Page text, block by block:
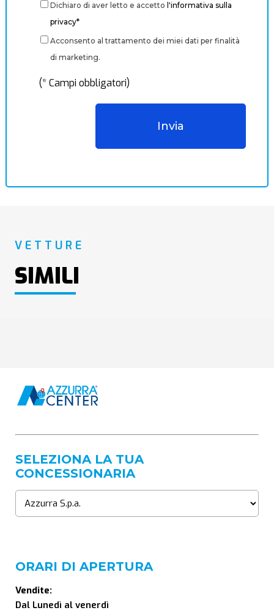
Dichiaro di aver letto e accetto l'informativa sulla
privacy*
Acconsento al trattamento dei miei dati per finalità
di marketing.
(* Campi obbligatori)
VETTURE
SIMILI
SELEZIONA LA TUA
CONCESSIONARIA
ORARI DI APERTURA
Vendite:
Dal Lunedì al venerdì